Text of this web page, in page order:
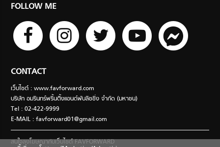
FOLLOW ME
CONTACT
เว็บไซต์ : www.favforward.com
บริษัท อมรินทร์พริ้นติ้งแอนด์พับลิชชิ่ง จำกัด (มหาชน)
Tel : 02-422-9999
E-MAIL :favforward01@gmail.com
สนใจลงโฆษณากับเว็บไซต์ FAVFORWARD